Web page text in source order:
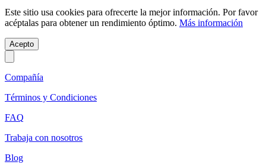
Este sitio usa cookies para ofrecerte la mejor información. Por favor
acéptalas para obtener un rendimiento óptimo. Más información
Acepto
Compañía
Términos y Condiciones
FAQ
Trabaja con nosotros
Blog